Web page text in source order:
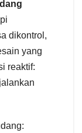
dikontrol,
yang
reaktif: